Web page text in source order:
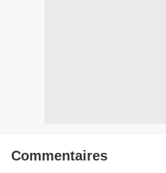
Commentaires